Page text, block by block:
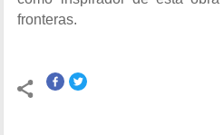
fronteras.